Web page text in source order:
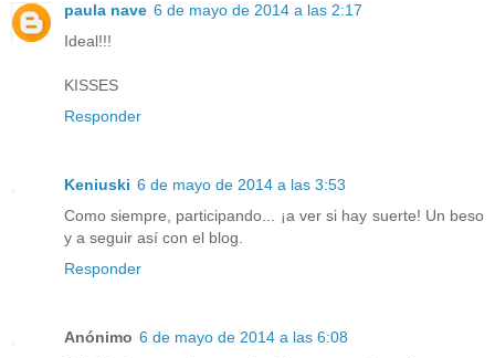
paula nave 6 de mayo de 2014 a las 2:17
Ideal!!!
KISSES
Responder
Keniuski 6 de mayo de 2014 a las 3:53
Como siempre, participando... ¡a ver si hay suerte! Un beso
y a seguir así con el blog.
Responder
Anónimo 6 de mayo de 2014 a las 6:08